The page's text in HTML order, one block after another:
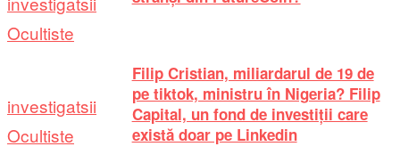
Ocultiste
investigatsii
Ocultiste
Filip Cristian, miliardarul de 19 de
pe tiktok, ministru în Nigeria? Filip
Capital, un fond de investiții care
există doar pe Linkedin